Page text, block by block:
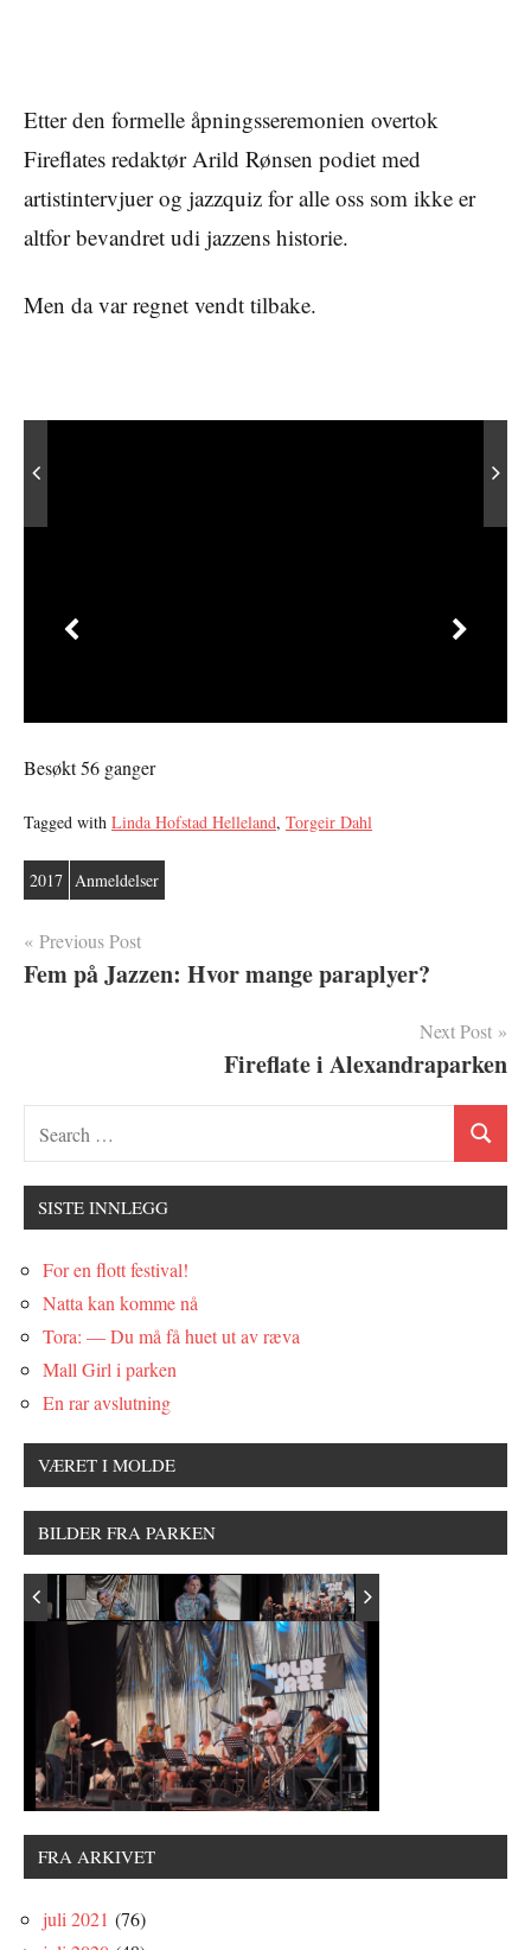
Etter den formelle åpningsseremonien overtok
Fireflates redaktør Arild Rønsen podiet med
artistintervjuer og jazzquiz for alle oss som ikke er
altfor bevandret udi jazzens historie.
Men da var regnet vendt tilbake.
Besøkt 56 ganger
Tagged with Linda Hofstad Helleland, Torgeir Dahl
2017 Anmeldelser
Innleggsnavigasjon
Previous Post
Fem på Jazzen: Hvor mange paraplyer?
Next Post
Fireflate i Alexandraparken
SISTE INNLEGG
For en flott festival!
Natta kan komme nå
Tora: — Du må få huet ut av ræva
Mall Girl i parken
En rar avslutning
VÆRET I MOLDE
BILDER FRA PARKEN
FRA ARKIVET
juli 2021 (76)